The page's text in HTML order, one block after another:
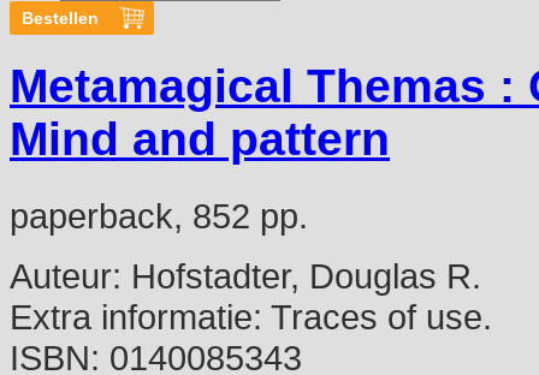
Metamagical Themas
Mind and pattern
paperback, 852 pp.
Auteur: Hofstadter, Douglas R.
Extra informatie: Traces of use.
ISBN: 0140085343